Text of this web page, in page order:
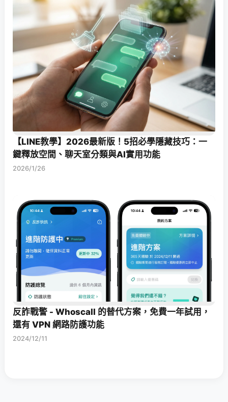
【LINE教學】2026最新版！5招必學隱藏技巧：一
鍵釋放空間、聊天室分類與AI實用功能
2026/1/26
反詐戰警 - Whoscall 的替代方案，免費一年試用，
還有 VPN 網路防護功能
2024/12/11